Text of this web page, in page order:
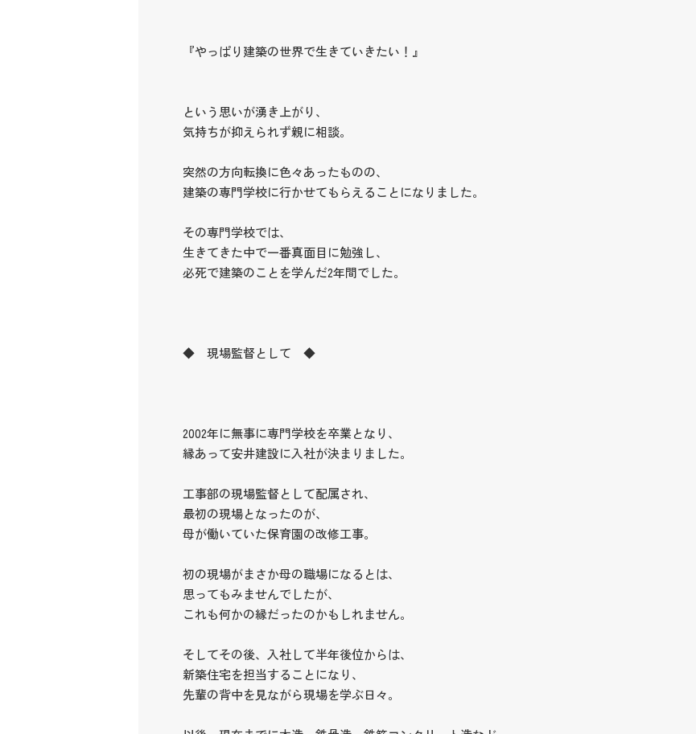
『やっぱり建築の世界で生きていきたい！』
という思いが湧き上がり、
気持ちが抑えられず親に相談。
突然の方向転換に色々あったものの、
建築の専門学校に行かせてもらえることになりました。
その専門学校では、
生きてきた中で一番真面目に勉強し、
必死で建築のことを学んだ2年間でした。
◆ 現場監督として ◆
2002年に無事に専門学校を卒業となり、
縁あって安井建設に入社が決まりました。
工事部の現場監督として配属され、
最初の現場となったのが、
母が働いていた保育園の改修工事。
初の現場がまさか母の職場になるとは、
思ってもみませんでしたが、
これも何かの縁だったのかもしれません。
そしてその後、入社して半年後位からは、
新築住宅を担当することになり、
先輩の背中を見ながら現場を学ぶ日々。